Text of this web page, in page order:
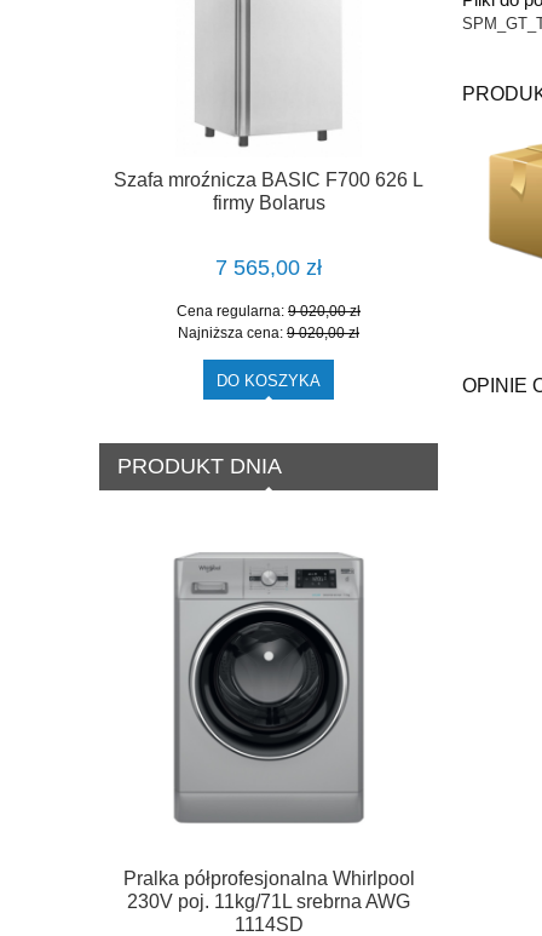
Szafa mroźnicza BASIC F700 626 L
firmy Bolarus
7 565,00 zł
Cena regularna: 9 020,00 zł
Najniższa cena: 9 020,00 zł
DO KOSZYKA
Szafa
PRODUKT DNIA
Pralka półprofesjonalna Whirlpool
230V poj. 11kg/71L srebrna AWG
1114SD
OPINIE